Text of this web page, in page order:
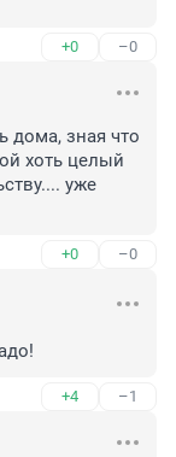
+0 –0
дома, зная что
хоть целый
уже
+0 –0
+4 –1